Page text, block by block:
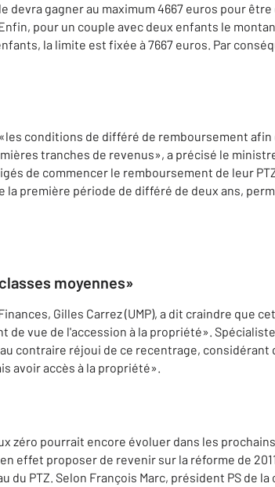
devra gagner au maximum 4667 euros pour
pour un couple avec deux enfants le
la limite est fixée à 7667 euros. Par
conditions de différé de remboursement afin
tranches de revenus», a précisé le
de commencer le remboursement de leur
la première période de différé de deux ans,
moyennes»
Gilles Carrez (UMP), a dit craindre que
de vue de l'accession à la propriété».
contraire réjoui de ce recentrage, considérant
avoir accès à la propriété».
zéro pourrait encore évoluer dans les
effet proposer de revenir sur la réforme de
du PTZ. Selon François Marc, président PS de